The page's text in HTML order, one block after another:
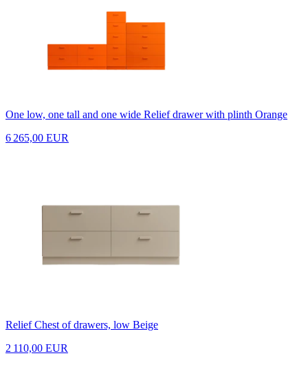
One low, one tall and one wide Relief drawer with plinth Orange
6 265,00 EUR
Relief Chest of drawers, low Beige
2 110,00 EUR